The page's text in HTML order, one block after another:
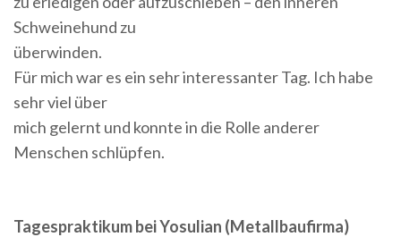
Schweinehund zu
überwinden.
Für mich war es ein sehr interessanter Tag. Ich habe
sehr viel über
mich gelernt und konnte in die Rolle anderer
Menschen schlüpfen.
Tagespraktikum bei Yosulian (Metallbaufirma)